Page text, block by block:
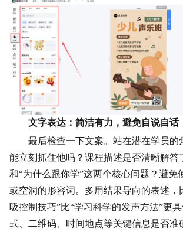
文字表达：简洁有力，避免自说自话
最后检查一下文案。站在潜在学员的
能立刻抓住他吗？课程描述是否清晰解答
和“为什么跟你学”这两个核心问题？避免
或空洞的形容词。多用结果导向的表述，
吸控制技巧”比“学习科学的发声方法”更
式、二维码、时间地点等关键信息是否准